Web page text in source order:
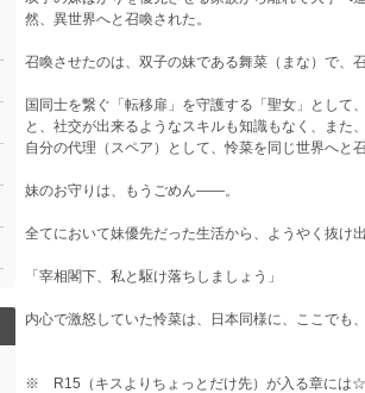
然、異世界へと召喚された。
召喚させたのは、双子の妹である舞菜（まな）で、
国同士を繋ぐ「転移扉」を守護する「聖女」として
と、社交が出来るようなスキルも知識もなく、また
自分の代理（スペア）として、怜菜を同じ世界へと
妹のお守りは、もうごめん――。
全てにおいて妹優先だった生活から、ようやく抜け
「宰相閣下、私と駆け落ちしましょう」
内心で激怒していた怜菜は、日本同様に、ここで
※ R15（キスよりちょっとだけ先）が入る章には☆